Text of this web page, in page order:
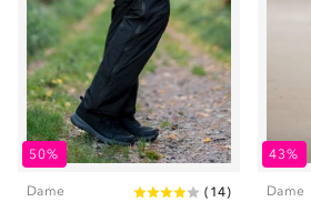
50%
Dame ( 14)
43%
Dame